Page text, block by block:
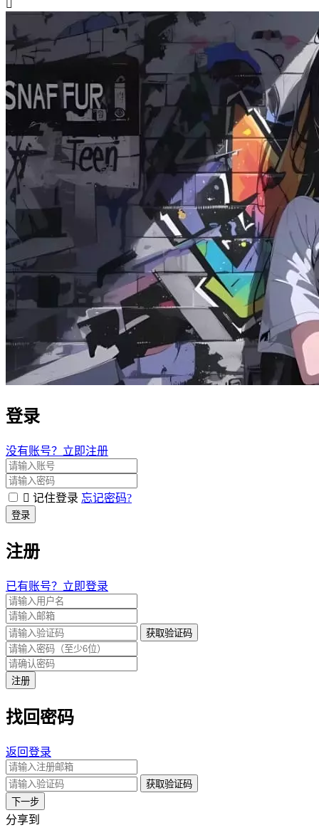
登录
没有账号？立即注册
记住登录 忘记密码?
登录
注册
已有账号？立即登录
获取验证码
注册
找回密码
返回登录
获取验证码
下一步
分享到